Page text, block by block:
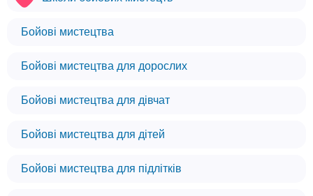
Бойові мистецтва
Бойові мистецтва для дорослих
Бойові мистецтва для дівчат
Бойові мистецтва для дітей
Бойові мистецтва для підлітків